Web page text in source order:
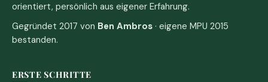
orientiert, persönlich aus eigener Erfahrung.
Gegründet 2017 von Ben Ambros · eigene MPU 2015
bestanden.
ERSTE SCHRITTE